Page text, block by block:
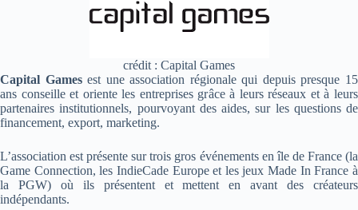
crédit : Capital Games
Capital Gamesest une association régionale qui depuis presque 15
ans conseille et oriente les entreprises grâce à leurs réseaux et à leurs
partenaires institutionnels, pourvoyant des aides, sur les questions de
financement, export, marketing.
L’association est présente sur trois gros événements en île de France (la
Game Connection, les IndieCade Europe et les jeux Made In France à
la PGW) où ils présentent et mettent en avant des créateurs
indépendants.